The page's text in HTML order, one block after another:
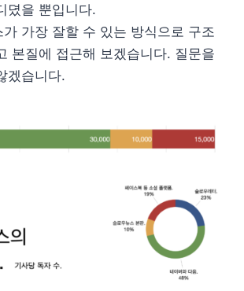
뎠을 뿐입니다.
가 가장 잘할 수 있는 방식으로 구조
본질에 접근해 보겠습니다. 질문을
겠습니다.